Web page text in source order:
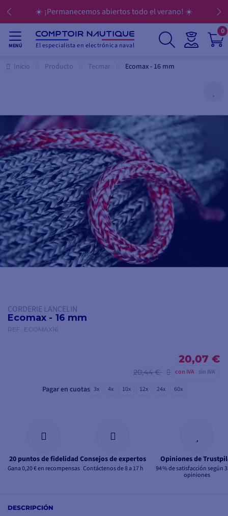
☀️ ¡Permanecemos abiertos todo el verano! ☀️
MENÚ El especialista en electrónica naval
0
Inicio Producto Tecmar Ecomax - 16 mm
CORDERIE LANCELIN
Ecomax - 16 mm
REF. ECOMAX16
20,07 €
20,44 € con IVA sin IVA
Pagar en cuotas 3x 4x 10x 12x 24x 60x
20 puntos de fidelidad
Gana 0,20 € en recompensas
Consejos de expertos
Contáctenos de 8 a 17 h
Opiniones de
94 % de satisfacción según
opiniones
DESCRIPCIÓN